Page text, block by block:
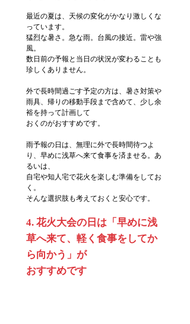
最近の夏は、天候の変化がかなり激しくな
っています。
猛烈な暑さ。急な雨。台風の接近。雷や強
風。
数日前の予報と当日の状況が変わることも
珍しくありません。
外で長時間過ごす予定の方は、暑さ対策や
雨具、帰りの移動手段まで含めて、少し余
裕を持って計画して
おくのがおすすめです。
雨予報の日は、無理に外で長時間待つよ
り、早めに浅草へ来て食事を済ませる。あ
るいは、
自宅や知人宅で花火を楽しむ準備をしてお
く。
そんな選択肢も考えておくと安心です。
4. 花火大会の日は「早めに浅
草へ来て、軽く食事をしてか
ら向かう」が
おすすめです